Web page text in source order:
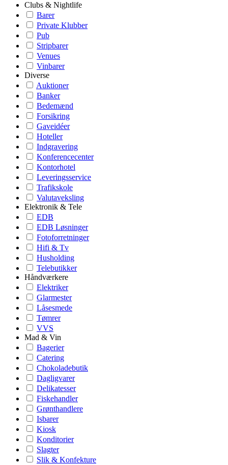
Clubs & Nightlife
Barer
Private Klubber
Pub
Stripbarer
Venues
Vinbarer
Diverse
Auktioner
Banker
Bedemænd
Forsikring
Gaveidéer
Hoteller
Indgravering
Konferencecenter
Kontorhotel
Leveringsservice
Trafikskole
Valutaveksling
Elektronik & Tele
EDB
EDB Løsninger
Fotoforretninger
Hifi & Tv
Husholding
Telebutikker
Håndværkere
Elektriker
Glarmester
Låsesmede
Tømrer
VVS
Mad & Vin
Bagerier
Catering
Chokoladebutik
Dagligvarer
Delikatesser
Fiskehandler
Grønthandlere
Isbarer
Kiosk
Konditorier
Slagter
Slik & Konfekture